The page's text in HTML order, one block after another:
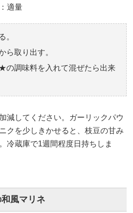
適量
。
ら取り出す。
の調味料を入れて混ぜたら出来
減してください。ガーリックパウ
クを少しきかせると、枝豆の甘み
冷蔵庫で1週間程度日持ちしま
風マリネ